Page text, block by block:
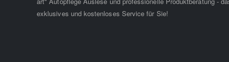
exklusives und kostenloses Service für Sie!